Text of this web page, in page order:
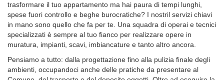
trasformare il tuo appartamento ma hai paura di tempi lunghi,
spese fuori controllo e beghe burocratiche? I nostril servizi chiavi
in mano sono quello che fa per te. Una squadra di operai e tecnici
specializzati è sempre al tuo fianco per realizzare opere in
muratura, impianti, scavi, imbiancature e tanto altro ancora.
Pensiamo a tutto: dalla progettazione fino alla pulizia finale degli
ambienti, occupandoci anche delle pratiche da presentare al